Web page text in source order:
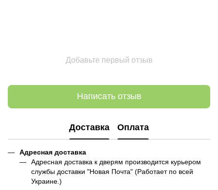
Добавьте первый отзыв
Написать отзыв
Доставка Оплата
Адресная доставка
Адресная доставка к дверям производится курьером
службы доставки "Новая Почта" (Работает по всей
Украине.)